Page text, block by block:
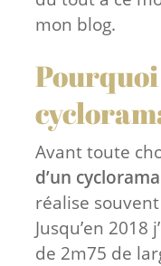
mon blog.
Avant toute
d’un
réalise
Jusqu’en 2018
de 2m75 de